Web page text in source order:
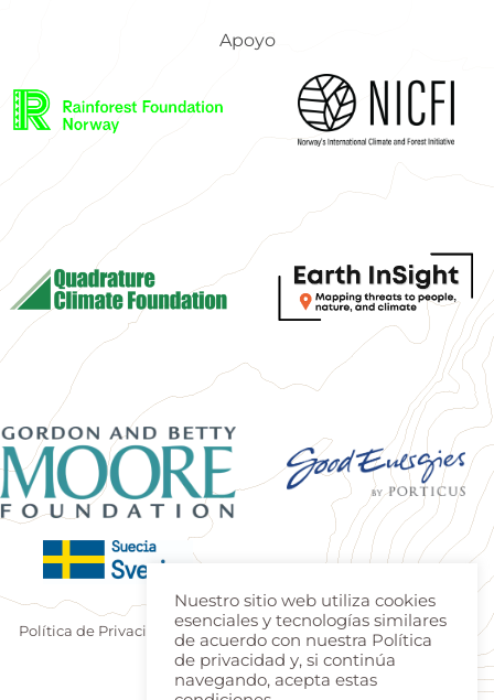
Apoyo
Política de Privacidad |Terminos de uso| Produzido porEstúdio
Teca|Login
Nuestro sitio web utiliza cookies
esenciales y tecnologías similares
de acuerdo con nuestra Política
de privacidad y, si continúa
navegando, acepta estas